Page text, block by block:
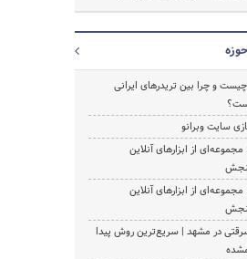
و چرا بین تریدرهای ایرانی
سایت وبرانو
از ابزارهای آنلاین
از ابزارهای آنلاین
در مشهد | سریع‌ترین روش پیدا